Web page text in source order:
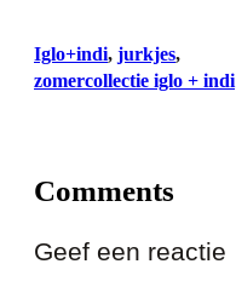
Iglo+indi, jurkjes
zomercollectie iglo + indi
Comments
Geef een reactie